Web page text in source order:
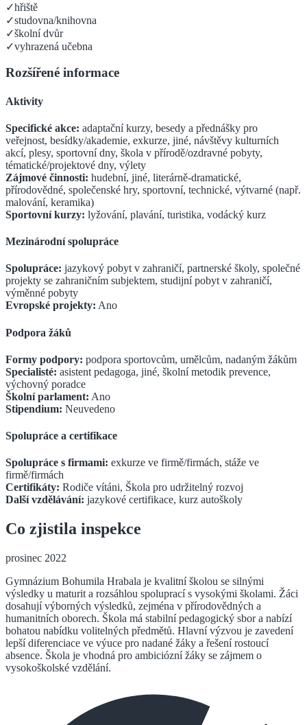
✓hřiště
✓studovna/knihovna
✓školní dvůr
✓vyhrazená učebna
Rozšířené informace
Aktivity
Specifické akce: adaptační kurzy, besedy a přednášky pro
veřejnost, besídky/akademie, exkurze, jiné, návštěvy kulturních
akcí, plesy, sportovní dny, škola v přírodě/ozdravné pobyty,
tématické/projektové dny, výlety
Zájmové činnosti: hudební, jiné, literárně-dramatické,
přírodovědné, společenské hry, sportovní, technické, výtvarné (např.
malování, keramika)
Sportovní kurzy: lyžování, plavání, turistika, vodácký kurz
Mezinárodní spolupráce
Spolupráce: jazykový pobyt v zahraničí, partnerské školy, společné
projekty se zahraničním subjektem, studijní pobyt v zahraničí,
výměnné pobyty
Evropské projekty: Ano
Podpora žáků
Formy podpory: podpora sportovcům, umělcům, nadaným žákům
Specialisté: asistent pedagoga, jiné, školní metodik prevence,
výchovný poradce
Školní parlament: Ano
Stipendium: Neuvedeno
Spolupráce a certifikace
Spolupráce s firmami: exkurze ve firmě/firmách, stáže ve
firmě/firmách
Certifikáty: Rodiče vítáni, Škola pro udržitelný rozvoj
Další vzdělávání: jazykové certifikace, kurz autoškoly
Co zjistila inspekce
prosinec 2022
Gymnázium Bohumila Hrabala je kvalitní školou se silnými
výsledky u maturit a rozsáhlou spoluprací s vysokými školami. Žáci
dosahují výborných výsledků, zejména v přírodovědných a
humanitních oborech. Škola má stabilní pedagogický sbor a nabízí
bohatou nabídku volitelných předmětů. Hlavní výzvou je zavedení
lepší diferenciace ve výuce pro nadané žáky a řešení rostoucí
absence. Škola je vhodná pro ambiciózní žáky se zájmem o
vysokoškolské vzdělání.